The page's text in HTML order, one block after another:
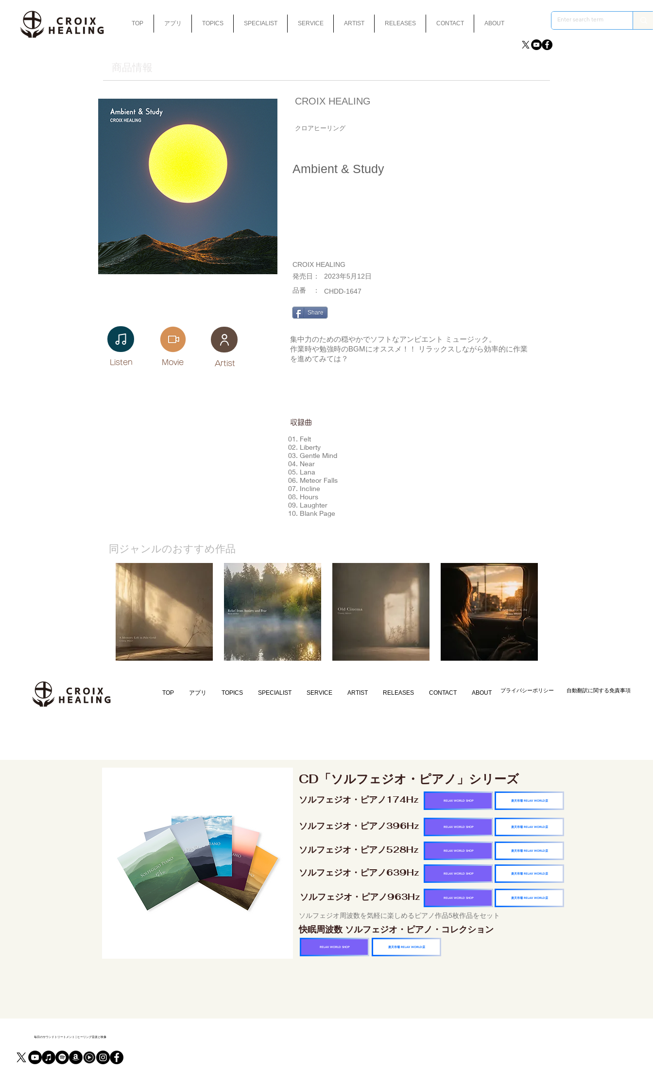
TOP アプリ TOPICS SPECIALIST SERVICE ARTIST RELEASES CONTACT ABOUT
​商品情報
Listen​ Movie ​Artist
CROIX HEALING
クロアヒーリング
Ambient & Study
CROIX HEALING
2023年5月12日
​発売日：
​品番 ：
CHDD-1647
Share
集中力のための穏やかでソフトなアンビエント ミュージック。
作業時や勉強時のBGMにオススメ！！ リラックスしながら効率的に作業
を進めてみては？
​収録曲
01. Felt
02. Liberty
03. Gentle Mind
04. Near
05. Lana
06. Meteor Falls
07. Incline
08. Hours
09. Laughter
10. Blank Page
​同ジャンルのおすすめ作品
TOP アプリ TOPICS SPECIALIST SERVICE ARTIST RELEASES CONTACT ABOUT ​プライバシーポリシー 自動翻訳に関する免責事項
CD「ソルフェジオ・ピアノ」シリーズ
ソルフェジオ・ピアノ174Hz 楽天市場 RELAX WORLD店
RELAX WORLD SHOP
ソルフェジオ・ピアノ396Hz 楽天市場 RELAX WORLD店
RELAX WORLD SHOP
ソルフェジオ・ピアノ528Hz 楽天市場 RELAX WORLD店
RELAX WORLD SHOP
ソルフェジオ・ピアノ639Hz 楽天市場 RELAX WORLD店
RELAX WORLD SHOP
ソルフェジオ・ピアノ963Hz 楽天市場 RELAX WORLD店
RELAX WORLD SHOP
ソルフェジオ周波数を気軽に楽しめるピアノ作品5枚作品をセット
快眠周波数 ソルフェジオ・ピアノ・コレクション
RELAX WORLD SHOP 楽天市場 RELAX WORLD店
毎日のサウンドトリートメント | ヒーリング音楽と映像